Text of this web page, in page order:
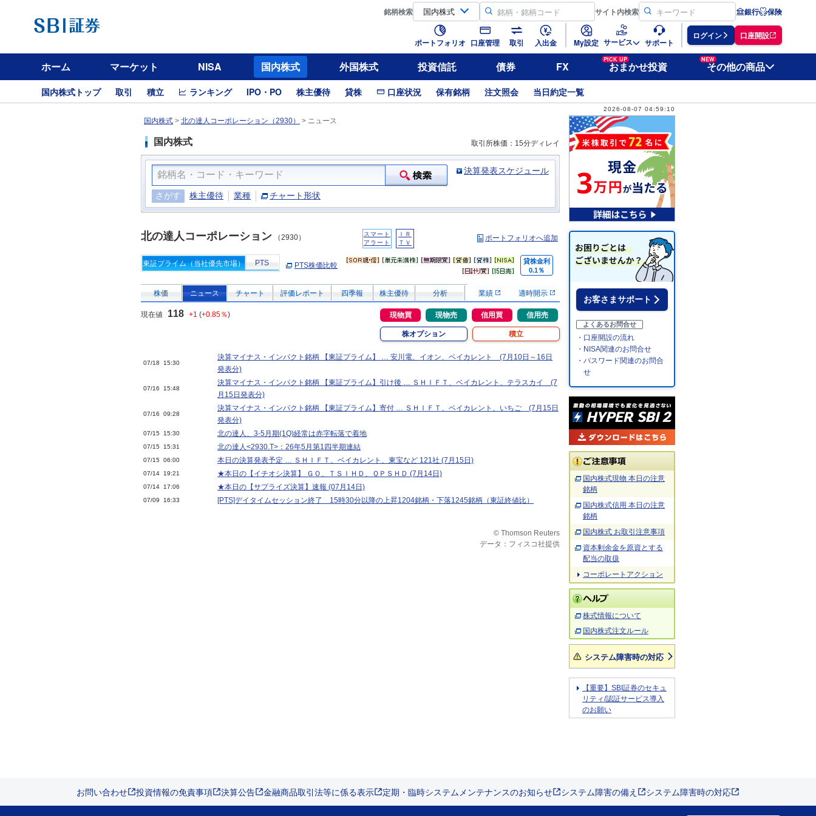
銘柄検索 サイト内検索 銀行 保険
ポートフォリオ 口座管理 取引 入出金 My設定 サービス サポート
ログイン 口座開設
ホーム マーケット NISA 国内株式 外国株式 投資信託 債券 FX
PICK UP
おまかせ投資
NEW
その他の商品
国内株式トップ 取引 積立 ランキング IPO・PO 株主優待 貸株 口座状況 保有銘柄 注文照会 当日約定一覧
2026-08-07 04:59:10
国内株式 > 北の達人コーポレーション（2930） > ニュース
国内株式 取引所株価：15分ディレイ
決算発表スケジュール
さがす 株主優待 業種 チャート形状
北の達人コーポレーション （2930）
スマート
アラート
ＩＲ
ＴＶ
ポートフォリオへ追加
東証プライム（当社優先市場） PTS PTS株価比較
貸株金利
0.1％
株価 ニュース チャート 評価レポート 四季報 株主優待 分析 業績 適時開示
現在値 118 +1 (+0.85％) 現物買 現物売 信用買 信用売
株オプション 積立
07/18 15:30
決算マイナス・インパクト銘柄 【東証プライム】 … 安川電、イオン、ベイカレント (7月10日～16日
発表分)
07/16 15:48
決算マイナス・インパクト銘柄 【東証プライム】引け後 … ＳＨＩＦＴ、ベイカレント、テラスカイ (7
月15日発表分)
07/16 09:28
決算マイナス・インパクト銘柄 【東証プライム】寄付 … ＳＨＩＦＴ、ベイカレント、いちご (7月15日
発表分)
07/15 15:30 北の達人、3-5月期(1Q)経常は赤字転落で着地
07/15 15:31 北の達人<2930.T>：26年5月第1四半期連結
07/15 06:00 本日の決算発表予定 … ＳＨＩＦＴ、ベイカレント、東宝など 121社 (7月15日)
07/14 19:21 ★本日の【イチオシ決算】 ＧＯ、ＴＳＩＨＤ、ＱＰＳＨＤ (7月14日)
07/14 17:06 ★本日の【サプライズ決算】速報 (07月14日)
07/09 16:33 [PTS]デイタイムセッション終了 15時30分以降の上昇1204銘柄・下落1245銘柄（東証終値比）
© Thomson Reuters
データ：フィスコ社提供
お客さまサポート
よくあるお問合せ
・口座開設の流れ
・NISA関連のお問合せ
・パスワード関連のお問合
せ
国内株式現物 本日の注意
銘柄
国内株式信用 本日の注意
銘柄
国内株式 お取引注意事項
資本剰余金を原資とする
配当の取扱
コーポレートアクション
株式情報について
国内株式注文ルール
システム障害時の対応
【重要】SBI証券のセキュ
リティ/認証サービス導入
のお願い
お問い合わせ 投資情報の免責事項 決算公告 金融商品取引法等に係る表示 定期・臨時システムメンテナンスのお知らせ システム障害の備え システム障害時の対応